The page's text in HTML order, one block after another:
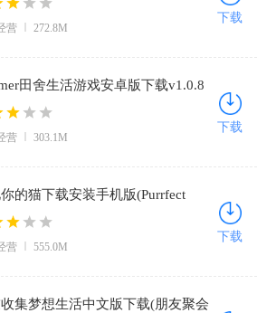
营 272.8M
下载
田舍生活游戏安卓版下载v1.0.8
营 303.1M
下载
的猫下载安装手机版(Purrfect
安卓版
营 555.0M
下载
集梦想生活中文版下载(朋友聚会